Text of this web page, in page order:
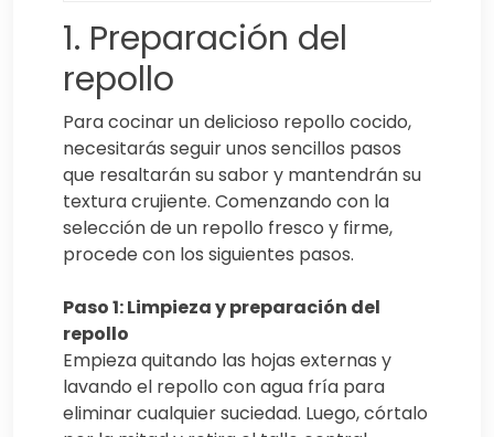
1. Preparación del
repollo
Para cocinar un delicioso repollo cocido,
necesitarás seguir unos sencillos pasos
que resaltarán su sabor y mantendrán su
textura crujiente. Comenzando con la
selección de un repollo fresco y firme,
procede con los siguientes pasos.
Paso 1: Limpieza y preparación del
repollo
Empieza quitando las hojas externas y
lavando el repollo con agua fría para
eliminar cualquier suciedad. Luego, córtalo